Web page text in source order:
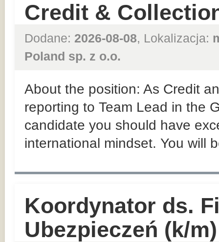
Credit &
Dodane: 2026-08-08, Lokalizacja:
Poland sp. z o.o.
About the position: As Credit
reporting to Team Lead in the
candidate you should have
international mindset. You will
Koordynator ds.
Ubezpieczeń (k/m)